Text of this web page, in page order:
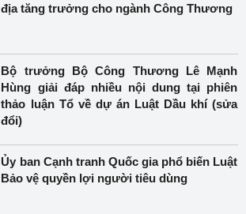
địa tăng trưởng cho ngành Công Thương
Bộ trưởng Bộ Công Thương Lê Mạnh
Hùng giải đáp nhiều nội dung tại phiên
thảo luận Tổ về dự án Luật Dầu khí (sửa
đổi)
Ủy ban Cạnh tranh Quốc gia phổ biến Luật
Bảo vệ quyền lợi người tiêu dùng